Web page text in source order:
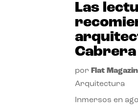
Las
Cabrera
por Flat
Arquitectura
Inmersos en